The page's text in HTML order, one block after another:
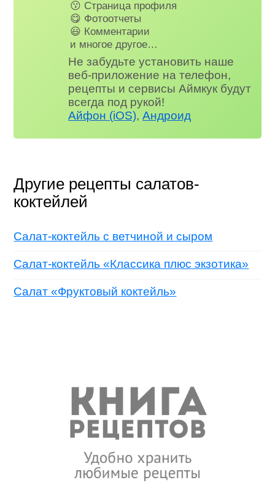
😗 Страница профиля
😋 Фотоотчеты
😃 Комментарии
и многое другое…
Не забудьте установить наше
веб-приложение на телефон,
рецепты и сервисы Аймкук будут
всегда под рукой!
Айфон (iOS),Андроид
Другие рецепты салатов-
коктейлей
Салат-коктейль с ветчиной и сыром
Салат-коктейль «Классика плюс экзотика»
Салат «Фруктовый коктейль»